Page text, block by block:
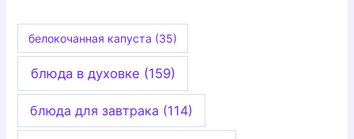
белокочанная капуста (35)
блюда в духовке (159)
блюда для завтрака (114)